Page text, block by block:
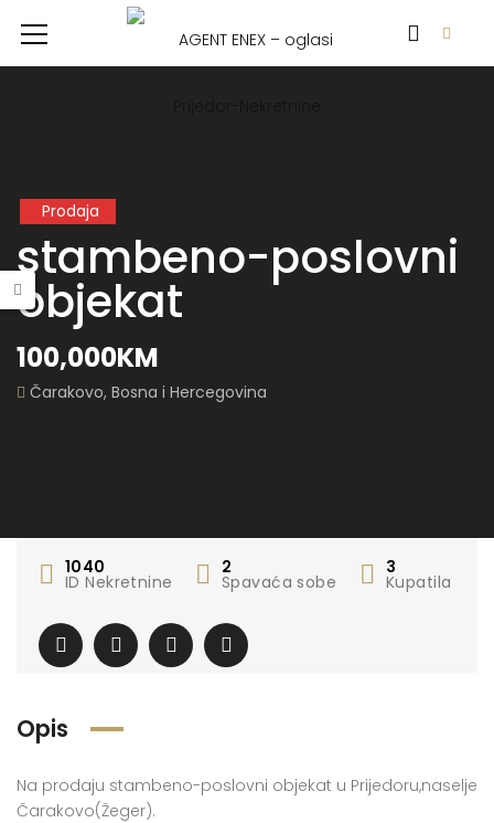
Prodaja
stambeno-poslovni
objekat
100,000KM
Čarakovo, Bosna i Hercegovina
1040
ID Nekretnine
2
Spavaća sobe
3
Kupatila
Opis
Na prodaju stambeno-poslovni objekat u Prijedoru,naselje
Čarakovo(Žeger).